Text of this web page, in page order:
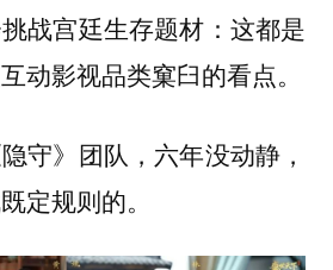
战宫廷生存题材：这都是
动影视品类窠臼的看点。
守》团队，六年没动静，
定规则的。